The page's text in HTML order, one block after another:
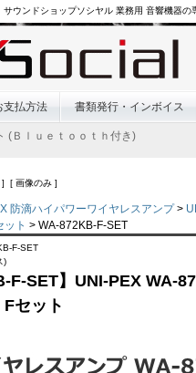
サウンドショップソシヤル 業務用 音響機器の
支払方法 書類発行・インボイス
(Ｂｌｕｅｔｏｏｔｈ付き)
] [ 画像のみ ]
防滴ハイパワーワイヤレスアンプ>
ット > WA-872KB-F-SET
F-SET
)
F-SET】UNI-PEX WA-
セット